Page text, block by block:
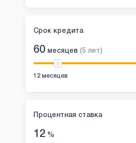
Срок кредита
60 месяцев (5 лет)
12 месяцев
Процентная ставка
12%